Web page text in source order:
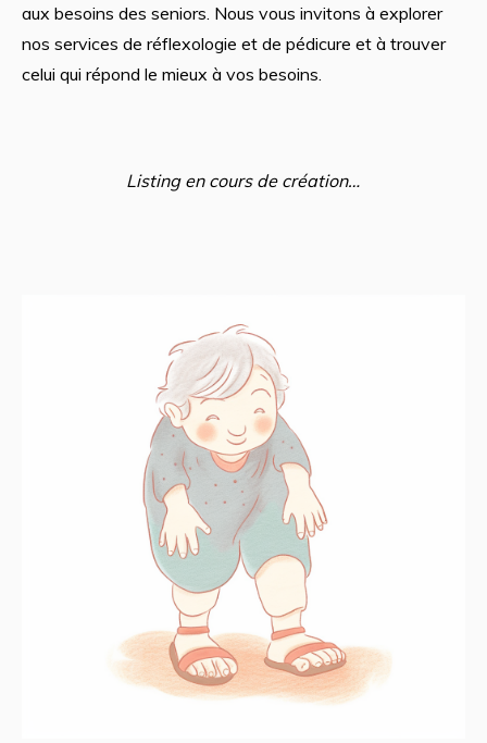
aux besoins des seniors. Nous vous invitons à explorer
nos services de réflexologie et de pédicure et à trouver
celui qui répond le mieux à vos besoins.
Listing en cours de création…